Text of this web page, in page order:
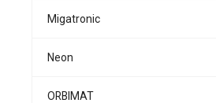
Migatronic
Neon
ORBIMAT